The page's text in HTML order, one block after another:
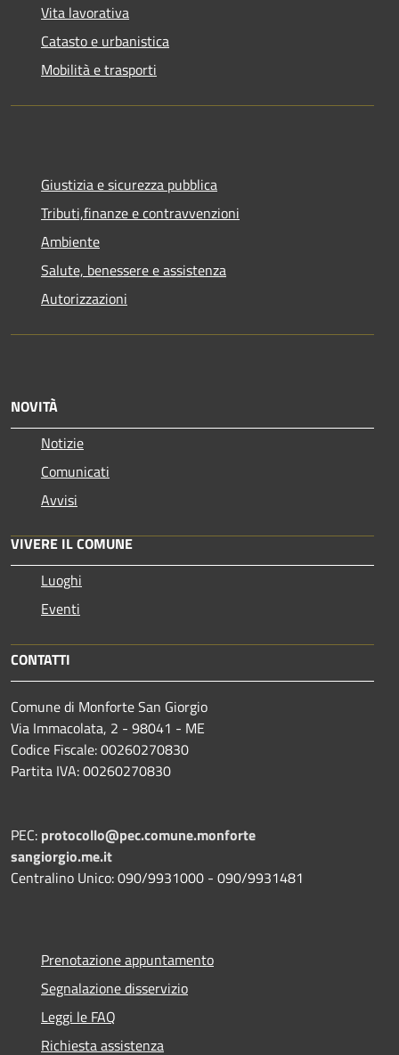
Vita lavorativa
Catasto e urbanistica
Mobilità e trasporti
Giustizia e sicurezza pubblica
Tributi,finanze e contravvenzioni
Ambiente
Salute, benessere e assistenza
Autorizzazioni
NOVITÀ
Notizie
Comunicati
Avvisi
VIVERE IL COMUNE
Luoghi
Eventi
CONTATTI
Comune di Monforte San Giorgio
Via Immacolata, 2 - 98041 - ME
Codice Fiscale: 00260270830
Partita IVA: 00260270830
PEC: protocollo@pec.comune.monforte
sangiorgio.me.it
Centralino Unico: 090/9931000 - 090/9931481
Prenotazione appuntamento
Segnalazione disservizio
Leggi le FAQ
Richiesta assistenza